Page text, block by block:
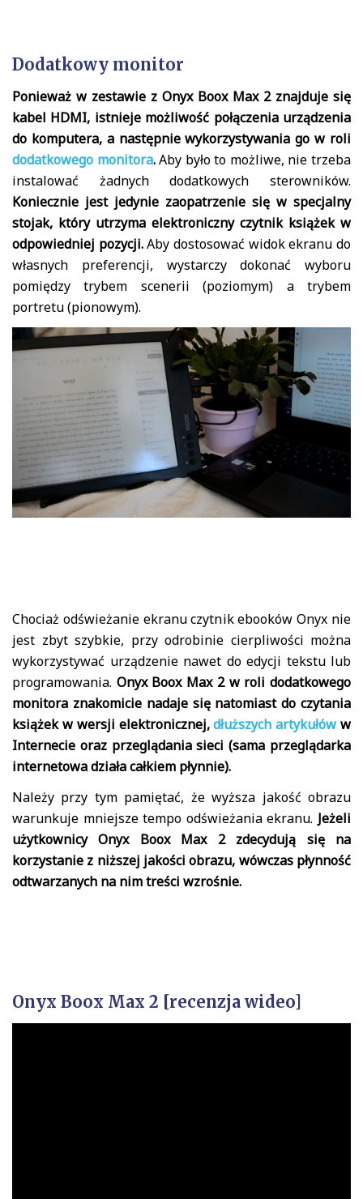
Dodatkowy monitor
Ponieważ w zestawie z Onyx Boox Max 2 znajduje się
kabel HDMI, istnieje możliwość połączenia urządzenia
do komputera, a następnie wykorzystywania go w roli
dodatkowego monitora.Aby było to możliwe, nie trzeba
instalować żadnych dodatkowych sterowników.
Koniecznie jest jedynie zaopatrzenie się w specjalny
stojak, który utrzyma elektroniczny czytnik książek w
odpowiedniej pozycji.Aby dostosować widok ekranu do
własnych preferencji, wystarczy dokonać wyboru
pomiędzy trybem scenerii (poziomym) a trybem
portretu (pionowym).
Chociaż odświeżanie ekranu czytnik ebooków Onyx nie
jest zbyt szybkie, przy odrobinie cierpliwości można
wykorzystywać urządzenie nawet do edycji tekstu lub
programowania. Onyx Boox Max 2 w roli dodatkowego
monitora znakomicie nadaje się natomiast do czytania
książek w wersji elektronicznej,dłuższych artykułów w
Internecie oraz przeglądania sieci (sama przeglądarka
internetowa działa całkiem płynnie).
Należy przy tym pamiętać, że wyższa jakość obrazu
warunkuje mniejsze tempo odświeżania ekranu. Jeżeli
użytkownicy Onyx Boox Max 2 zdecydują się na
korzystanie z niższej jakości obrazu, wówczas płynność
odtwarzanych na nim treści wzrośnie.
Onyx Boox Max 2 [recenzja wideo]